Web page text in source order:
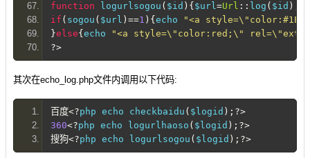
function logurlsogou ( $id ){ $url=Url :: log ( $id );
if ( sogou ( $url )==1 ){ echo
"<a
}else{ echo
"<a style=\"color:red;\"
?>
其次在echo_log.php文件内调用以下代码:
百度<?php echo checkbaidu ( $logid );?>
360<?php echo logurlhaoso ( $logid );?>
搜狗<?php echo logurlsogou ( $logid );?>